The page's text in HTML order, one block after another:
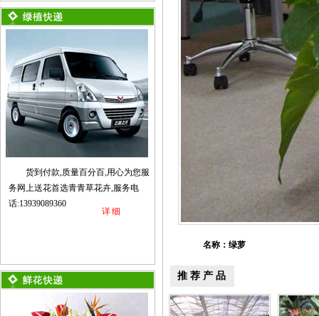
货到付款,质量百分百,用心为您服
务网上送花首选青青草花卉,服务电
话:13939089360
详细
名称：绿萝
推荐产品